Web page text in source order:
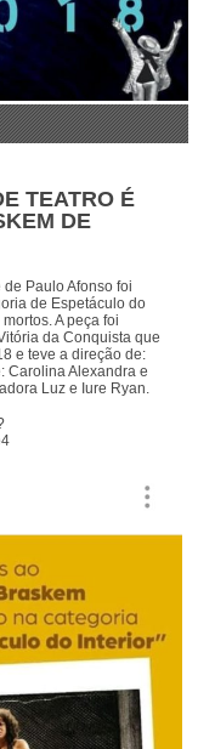
TEATRO É
DE
Paulo Afonso foi
de Espetáculo do
A peça foi
da Conquista que
e teve a direção de:
Carolina Alexandra e
Luz e Iure Ryan.